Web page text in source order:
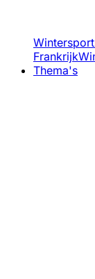
Frankrijk
Thema's